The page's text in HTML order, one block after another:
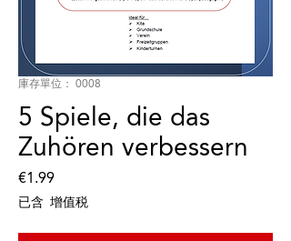
庫存單位： 0008
5 Spiele, die das
Zuhören verbessern
€1.99價
格
已含 增值税